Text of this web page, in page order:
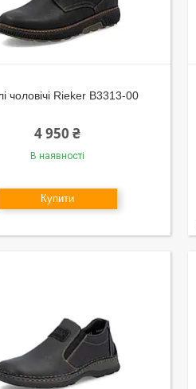
чоловічі Rieker B3313-00
4 950 ₴
В наявності
Купити